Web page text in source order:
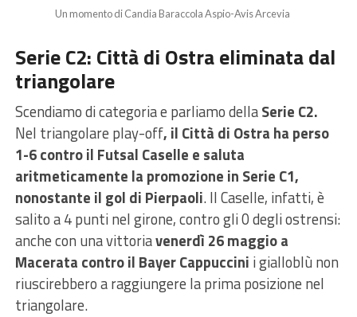
Un momento di Candia Baraccola Aspio-Avis Arcevia
Serie C2: Città di Ostra eliminata dal
triangolare
Scendiamo di categoria e parliamo dellaSerie C2.
Nel triangolare play-off, il Città di Ostra ha perso
1-6 contro il Futsal Caselle e saluta
aritmeticamente la promozione in Serie C1,
nonostante il gol di Pierpaoli. Il Caselle, infatti, è
salito a 4 punti nel girone, contro gli 0 degli ostrensi:
anche con una vittoriavenerdì 26 maggio a
Macerata contro il Bayer Cappuccini i gialloblù non
riuscirebbero a raggiungere la prima posizione nel
triangolare.